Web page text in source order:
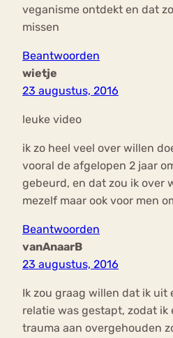
veganisme ontdekt en dat
missen
Beantwoorden
wietje
23 augustus, 2016
leuke video
ik zo heel veel over willen
vooral de afgelopen 2 jaar
gebeurd, en dat zou ik over
mezelf maar ook voor men
Beantwoorden
vanAnaarB
23 augustus, 2016
Ik zou graag willen dat ik uit
relatie was gestapt, zodat ik
trauma aan overgehouden